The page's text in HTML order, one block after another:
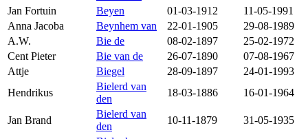
Jan Fortuin
Beyen 01-03-1912
11-05-1991
Anna Jacoba
Beynhem van 22-01-1905
29-08-1989
A.W.
Bie de 08-02-1897
25-02-1972
Cent Pieter
Bie van de 26-07-1890
07-08-1967
Attje
Biegel 28-09-1897
24-01-1993
Hendrikus
Bielerd van
den
18-03-1886 16-01-1964
Jan Brand
Bielerd van
den
10-11-1879 31-05-1935